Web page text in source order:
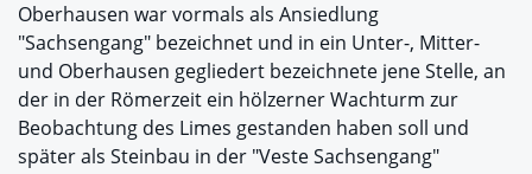
Oberhausen war vormals als Ansiedlung
"Sachsengang" bezeichnet und in ein Unter-, Mitter-
und Oberhausen gegliedert bezeichnete jene Stelle, an
der in der Römerzeit ein hölzerner Wachturm zur
Beobachtung des Limes gestanden haben soll und
später als Steinbau in der "Veste Sachsengang"